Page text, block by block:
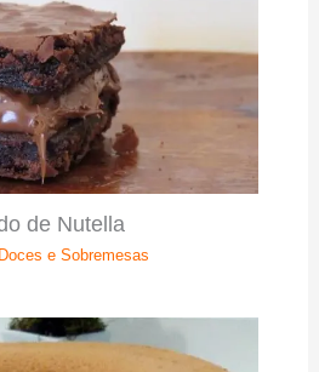
de Nutella
Doces e Sobremesas